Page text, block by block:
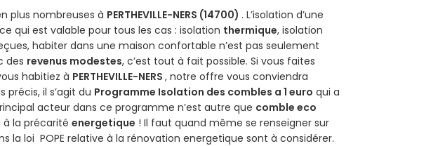
plus nombreuses à PERTHEVILLE-NERS (14700) . L’isolation d’une
qui est valable pour tous les cas : isolation thermique, isolation
habiter dans une maison confortable n’est pas seulement
des revenus modestes, c’est tout à fait possible. Si vous faites
habitiez à PERTHEVILLE-NERS, notre offre vous conviendra
précis, il s’agit du Programme Isolation des combles a 1 euro qui a
acteur dans ce programme n’est autre que comble eco
à la précaritéenergetique ! Il faut quand même se renseigner sur
la loi POPE relative à la rénovation energetique sont à considérer.